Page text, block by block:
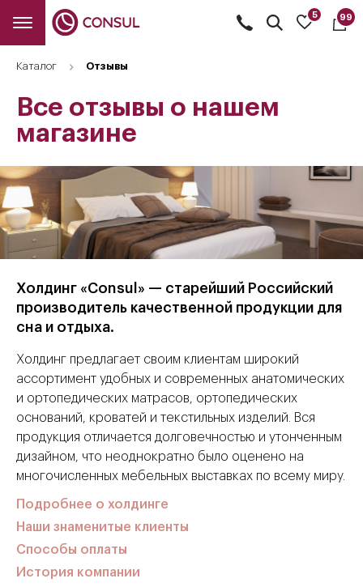
5 99
Каталог Отзывы
Все отзывы о нашем
магазине
Холдинг «Consul» — старейший Российский
производитель качественной продукции для
сна и отдыха.
Холдинг предлагает своим клиентам широкий
ассортимент удобных и современных анатомических
и ортопедических матрасов, ортопедических
оснований, кроватей и текстильных изделий. Вся
продукция отличается долговечностью и утонченным
дизайном, что неоднократно было оценено на
многочисленных мебельных выставках по всему миру.
Подробнее о холдинге
Наши знаменитые клиенты
Способы оплаты
История компании